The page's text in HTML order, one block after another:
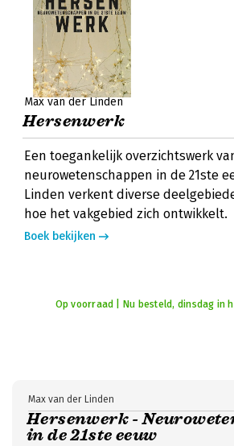
Max van der Linden
Hersenwerk
Een toegankelijk overzichtswerk
neurowetenschappen in de 21ste
Linden verkent diverse
hoe het vakgebied zich ontwikkelt.
Boek bekijken
Op voorraad | Nu besteld, dinsdag in
Hersenwerk -
in de 21ste eeuw
Max van der Linden